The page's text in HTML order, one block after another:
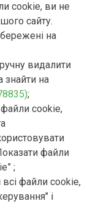
cookie, ви не
сайту.
на
видалити
знайти на
;
cookie,
файли
;
файли cookie,
і